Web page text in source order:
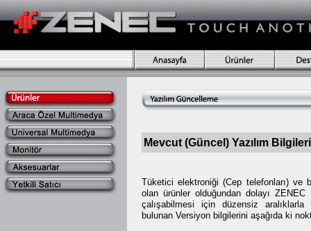
Mevcut (Güncel) Yazılım Bilgileri
Tüketici elektroniği (Cep telefonları) ve
olan ürünler olduğundan dolayı
çalışabilmesi için düzensiz aralıklarla
bulunan Versiyon bilgilerini aşağıda ki